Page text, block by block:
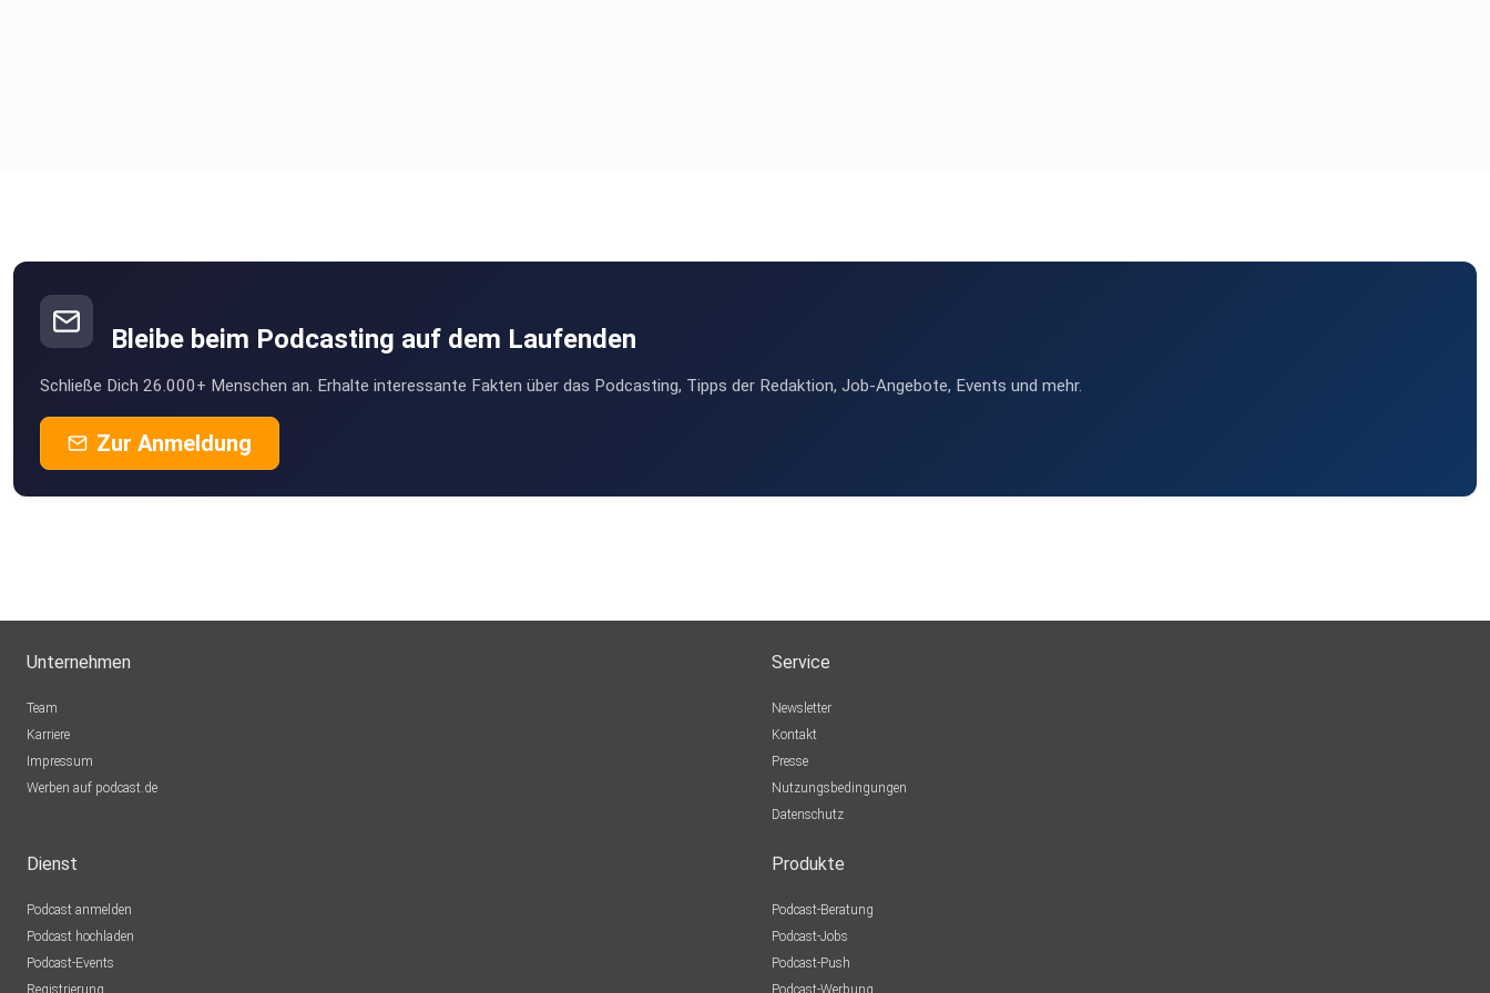
Bleibe beim Podcasting auf dem Laufenden
Schließe Dich 26.000+ Menschen an. Erhalte interessante Fakten über das Podcasting, Tipps der Redaktion, Job-Angebote, Events und mehr.
Zur Anmeldung
Unternehmen
Team
Karriere
Impressum
Werben auf podcast.de
Service
Newsletter
Kontakt
Presse
Nutzungsbedingungen
Datenschutz
Dienst
Podcast anmelden
Podcast hochladen
Podcast-Events
Registrierung
Produkte
Podcast-Beratung
Podcast-Jobs
Podcast-Push
Podcast-Werbung